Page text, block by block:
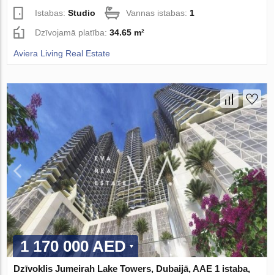
Istabas:Studio Vannas istabas: 1
Dzīvojamā platība:34.65 m²
Aviera Living Real Estate
1 170 000 AED
Dzīvoklis Jumeirah Lake Towers, Dubaijā, AAE 1 istaba,